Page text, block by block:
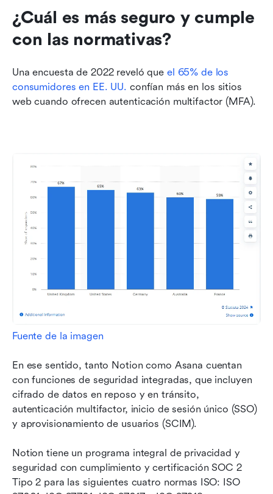
¿Cuál es más seguro y cumple
con las normativas?
Una encuesta de 2022 reveló que el 65% de los
consumidores en EE. UU. confían más en los sitios
web cuando ofrecen autenticación multifactor (MFA).
Fuente de la imagen
En ese sentido, tanto Notion como Asana cuentan
con funciones de seguridad integradas, que incluyen
cifrado de datos en reposo y en tránsito,
autenticación multifactor, inicio de sesión único (SSO)
y aprovisionamiento de usuarios (SCIM).
Notion tiene un programa integral de privacidad y
seguridad con cumplimiento y certificación SOC 2
Tipo 2 para las siguientes cuatro normas ISO: ISO